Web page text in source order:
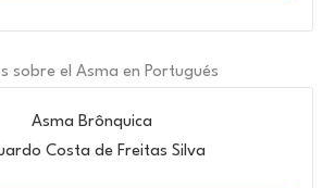
sobre el Asma en Portugués
Asma Brônquica
Costa de Freitas Silva